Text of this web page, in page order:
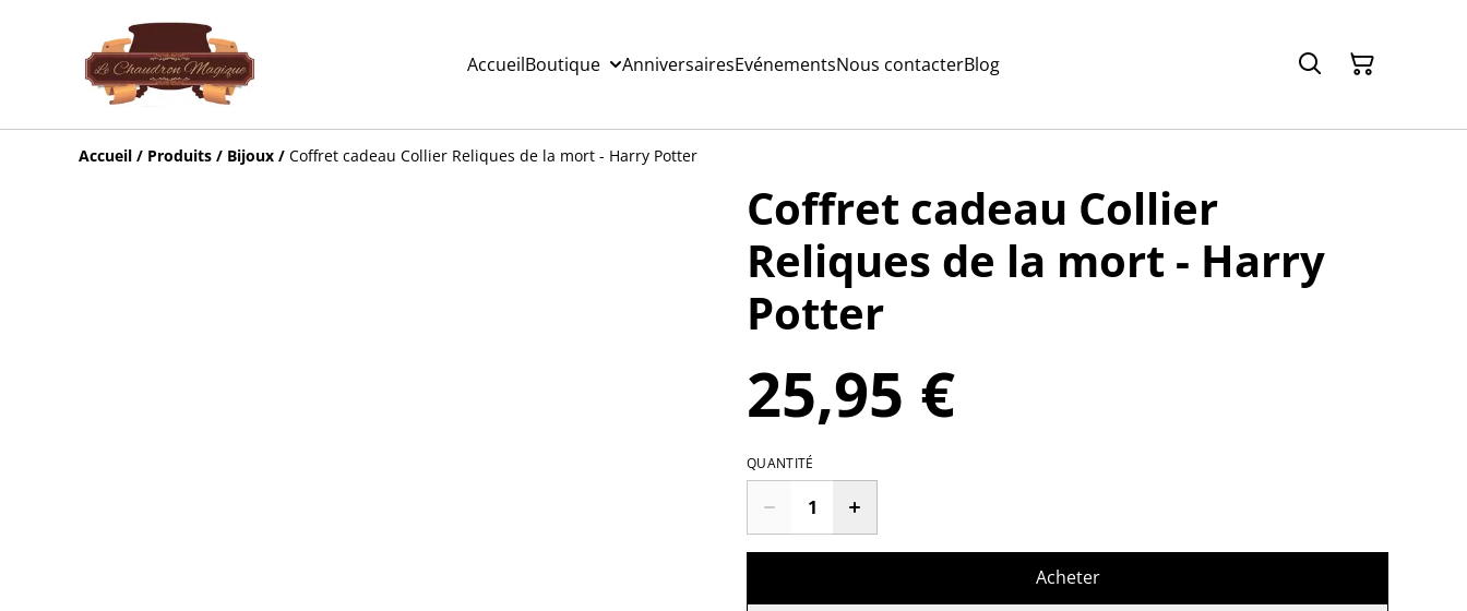
AccueilBoutique AnniversairesEvénementsNous contacterBlog
Accueil / Produits / Bijoux / Coffret cadeau Collier Reliques de la mort - Harry Potter
Coffret cadeau Collier
Reliques de la mort - Harry
Potter
25,95 €
QUANTITÉ
Acheter